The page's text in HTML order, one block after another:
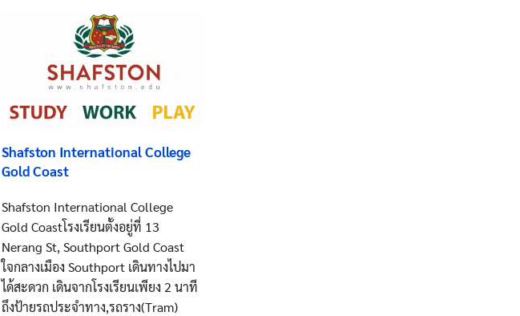
Shafston International College
Gold Coast
Shafston International College
Gold Coastโรงเรียนตั้งอยู่ที่ 13
Nerang St, Southport Gold Coast
ใจกลางเมือง Southport เดินทางไปมา
ได้สะดวก เดินจากโรงเรียนเพียง 2 นาที
ถึงป้ายรถประจำทาง,รถราง(Tram)